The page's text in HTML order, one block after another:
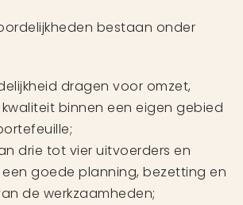
bestaan onder
dragen voor omzet,
binnen een eigen gebied
drie tot vier uitvoerders en
goede planning, bezetting en
de werkzaamheden;